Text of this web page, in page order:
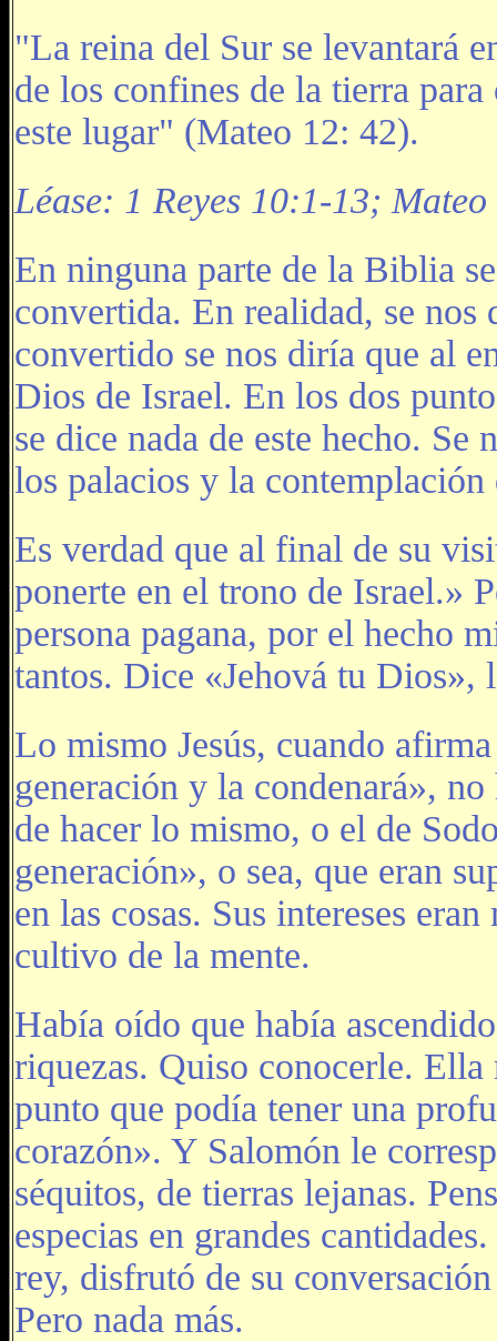
"La reina del Sur se levantará
de los confines de la tierra
este lugar" (Mateo 12: 42).
Léase: 1 Reyes 10:1-13;
En ninguna parte de la Biblia
convertida. En realidad, se nos
convertido se nos diría que al
Dios de Israel. En los dos
se dice nada de este hecho. Se
los palacios y la contemplación
Es verdad que al final de su
ponerte en el trono de Israel.»
persona pagana, por el hecho
tantos. Dice «Jehová tu
Lo mismo Jesús, cuando
generación y la condenará»,
de hacer lo mismo, o el de
generación», o sea, que eran
en las cosas. Sus intereses
cultivo de la mente.
Había oído que había
riquezas. Quiso conocerle. Ella
punto que podía tener una
corazón». Y Salomón le
séquitos, de tierras lejanas.
especias en grandes
rey, disfrutó de su
Pero nada más.